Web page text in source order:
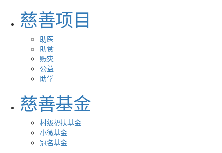
慈善项目
助医
助贫
赈灾
公益
助学
慈善基金
村级帮扶基金
小微基金
冠名基金